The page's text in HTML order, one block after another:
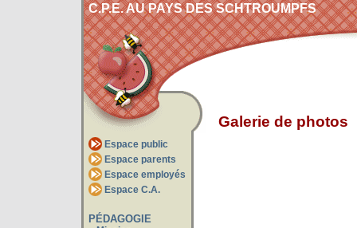
C.P.E. AU PAYS DES SCHTROUMPFS
Espace public
Espace parents
Espace employés
Espace C.A.
PÉDAGOGIE
Galerie de photos